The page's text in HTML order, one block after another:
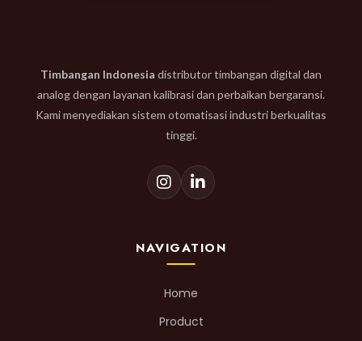
Timbangan Indonesia distributor timbangan digital dan
analog dengan layanan kalibrasi dan perbaikan bergaransi.
Kami menyediakan sistem otomatisasi industri berkualitas
tinggi.
NAVIGATION
Home
Product